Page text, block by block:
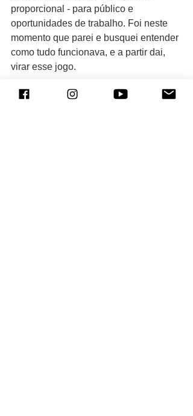
proporcional - para público e
oportunidades de trabalho. Foi neste
momento que parei e busquei entender
como tudo funcionava, e a partir dai,
virar esse jogo.